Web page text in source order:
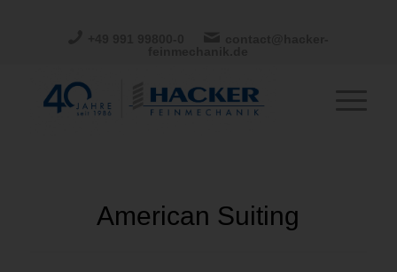
American Suiting